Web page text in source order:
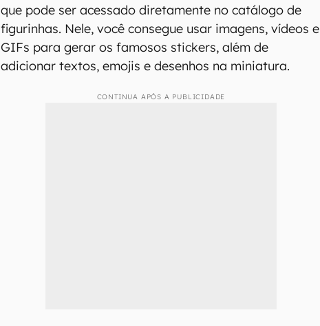
que pode ser acessado diretamente no catálogo de
figurinhas. Nele, você consegue usar imagens, vídeos e
GIFs para gerar os famosos stickers, além de
adicionar textos, emojis e desenhos na miniatura.
CONTINUA APÓS A PUBLICIDADE